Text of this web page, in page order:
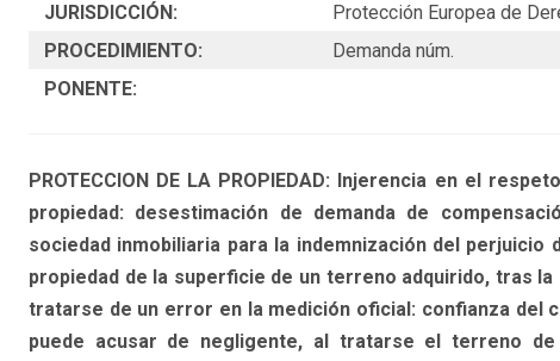
JURISDICCIÓN:
Protección Europea de
PROCEDIMIENTO:
Demanda núm.
PONENTE:
PROTECCION DE LA PROPIEDAD: Injerencia en el
propiedad: desestimación de demanda de
sociedad inmobiliaria para la indemnización del
propiedad de la superficie de un terreno adquirido, tras
tratarse de un error en la medición oficial: confianza del
puede acusar de negligente, al tratarse el terreno